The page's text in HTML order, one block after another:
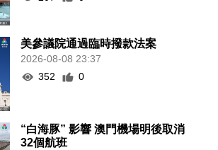
美參議院通過臨時撥款法案
2026-08-08 23:37
352
0
“白海豚” 影響 澳門機場明後取消
32個航班